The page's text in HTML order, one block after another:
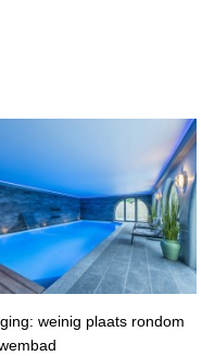
weinig plaats rondom